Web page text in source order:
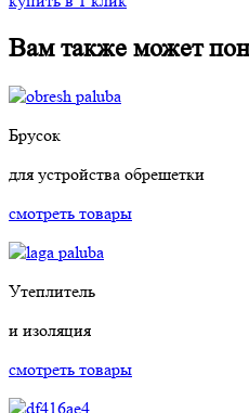
Вам также может
Брусок
для устройства обрешетки
смотреть товары
Утеплитель
и изоляция
смотреть товары